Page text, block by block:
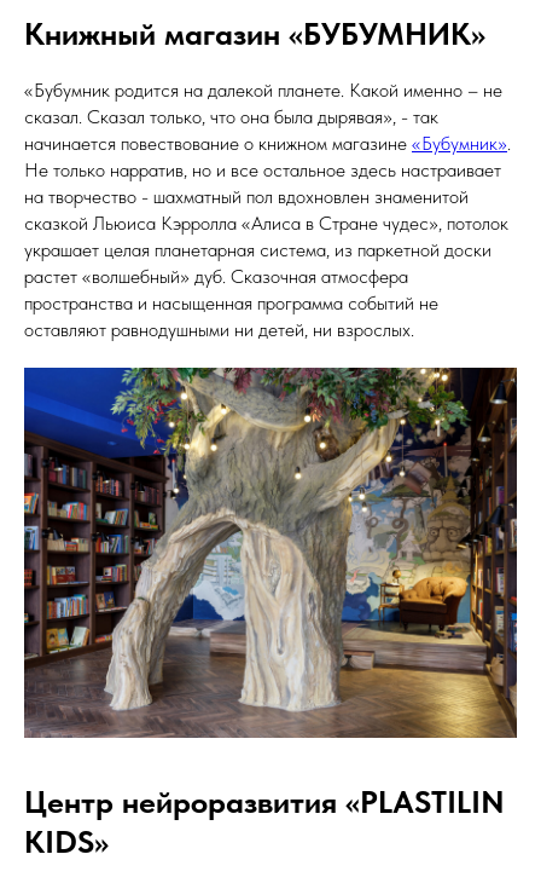
Книжный магазин «БУБУМНИК»
«Бубумник родится на далекой планете. Какой именно – не
сказал. Сказал только, что она была дырявая», - так
начинается повествование о книжном магазине «Бубумник».
Не только нарратив, но и все остальное здесь настраивает
на творчество - шахматный пол вдохновлен знаменитой
сказкой Льюиса Кэрролла «Алиса в Стране чудес», потолок
украшает целая планетарная система, из паркетной доски
растет «волшебный» дуб. Сказочная атмосфера
пространства и насыщенная программа событий не
оставляют равнодушными ни детей, ни взрослых.
Центр нейроразвития «PLASTILIN
KIDS»